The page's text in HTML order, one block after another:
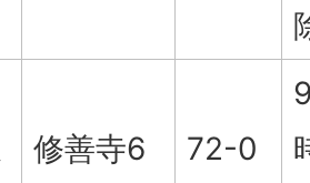
修善寺6
72-0